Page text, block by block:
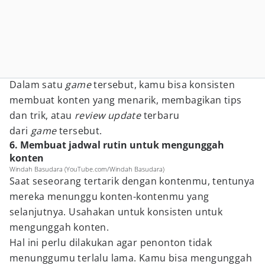
Dalam satu gametersebut, kamu bisa konsisten
membuat konten yang menarik, membagikan tips
dan trik, atau review updateterbaru
dari gametersebut.
6. Membuat jadwal rutin untuk mengunggah
konten
Windah Basudara (YouTube.com/Windah Basudara)
Saat seseorang tertarik dengan kontenmu, tentunya
mereka menunggu konten-kontenmu yang
selanjutnya. Usahakan untuk konsisten untuk
mengunggah konten.
Hal ini perlu dilakukan agar penonton tidak
menunggumu terlalu lama. Kamu bisa mengunggah